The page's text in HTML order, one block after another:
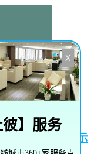
修中心电话公示
X
彼】服务